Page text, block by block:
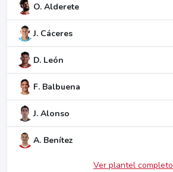
O. Alderete
J. Cáceres
D. León
F. Balbuena
J. Alonso
A. Benítez
Ver plantel completo